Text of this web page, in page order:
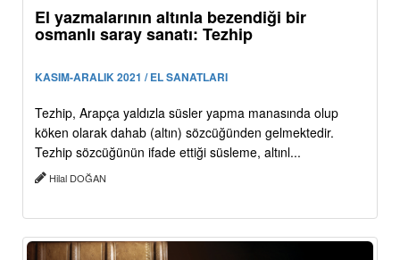
El yazmalarının altınla bezendiği bir
osmanlı saray sanatı: Tezhip
KASIM-ARALIK 2021 / EL SANATLARI
Tezhip, Arapça yaldızla süsler yapma manasında olup
köken olarak dahab (altın) sözcüğünden gelmektedir.
Tezhip sözcüğünün ifade ettiği süsleme, altınl...
Hilal DOĞAN